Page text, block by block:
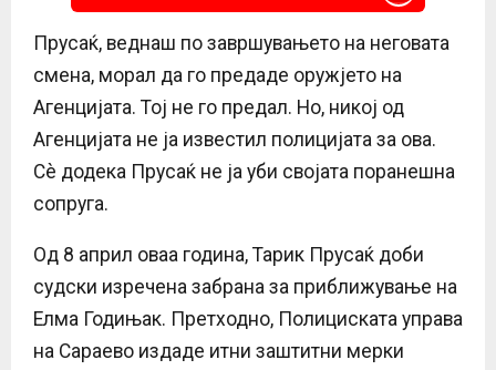
Прусаќ, веднаш по завршувањето на неговата
смена, морал да го предаде оружјето на
Агенцијата. Тој не го предал. Но, никој од
Агенцијата не ја известил полицијата за ова.
Сè додека Прусаќ не ја уби својата поранешна
сопруга.
Од 8 април оваа година, Тарик Прусаќ доби
судски изречена забрана за приближување на
Елма Годињак. Претходно, Полициската управа
на Сараево издаде итни заштитни мерки